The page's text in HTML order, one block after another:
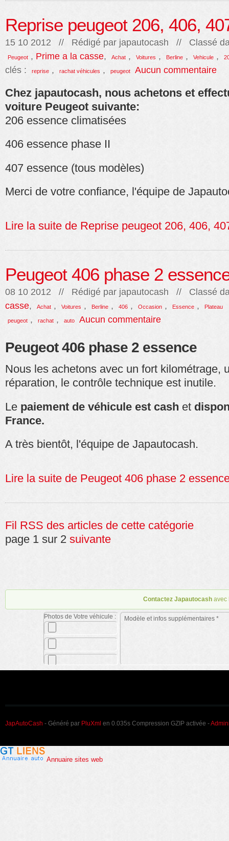
Reprise peugeot 206, 406,
15 10 2012 // Rédigé par japautocash // Classé
Peugeot , Prime a la casse, Achat , Voitures , Berline , Vehicule ,
clés : reprise , rachat véhicules , peugeot Aucun commentaire
Chez japautocash, nous achetons et
voiture Peugeot suivante:
206 essence climatisées
406 essence phase II
407 essence (tous modèles)
Merci de votre confiance, l'équipe de
Lire la suite de Reprise peugeot 206, 406,
Peugeot 406 phase 2
08 10 2012 // Rédigé par japautocash // Classé
casse, Achat , Voitures , Berline , 406 , Occasion , Essence , Plateau
peugeot , rachat , auto Aucun commentaire
Peugeot 406 phase 2 essence
Nous les achetons avec un fort kilométrage,
réparation, le contrôle technique est inutile.
Le paiement de véhicule est cash et
France.
A très bientôt, l'équipe de Japautocash.
Lire la suite de Peugeot 406 phase 2
Fil RSS des articles de cette catégorie
page 1 sur 2 suivante
Contactez Japautocash avec
Photos de Votre véhicule :
JapAutoCash - Généré par PluXml en 0.035s Compression GZIP activée -
Annuaire sites web